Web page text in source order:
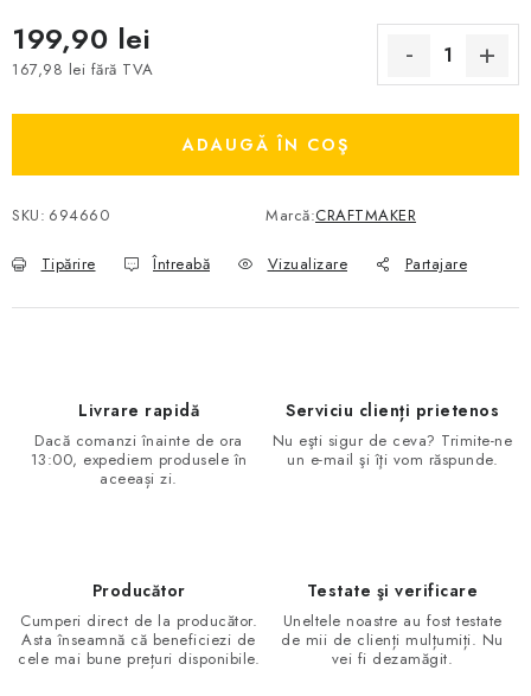
199,90 lei
167,98 lei fără TVA
ADAUGĂ ÎN COŞ
SKU: 694660 Marcă:CRAFTMAKER
Tipărire Întreabă Vizualizare Partajare
Livrare rapidă
Dacă comanzi înainte de ora
13:00, expediem produsele în
aceeași zi.
Serviciu clienți prietenos
Nu eşti sigur de ceva? Trimite-ne
un e-mail şi îţi vom răspunde.
Producător
Cumperi direct de la producător.
Asta înseamnă că beneficiezi de
cele mai bune prețuri disponibile.
Testate şi verificare
Uneltele noastre au fost testate
de mii de clienți mulțumiți. Nu
vei fi dezamăgit.